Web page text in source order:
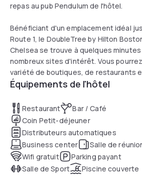
repas au pub Pendulum de l'hôtel.
Bénéficiant d'un emplacement idéal
Route 1, le DoubleTree by Hilton
Chelsea se trouve à quelques
nombreux sites d'intérêt. Vous
variété de boutiques, de restaurants
au Faneuil Hall Marketplace ou assister
minutes de route du DoubleTree by
Airport Chelsea.
Équipements de l'hôtel
Restaurant
Bar / Café
Coin Petit-déjeuner
Distributeurs automatiques
Business center
Salle de
Wifi gratuit
Parking payant
Salle de Sport
Piscine couverte